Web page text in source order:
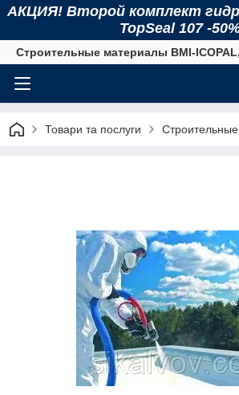
АКЦИЯ! Второй комплект
TopSeal 107 -
Строительные материалы BMI-ICOPAL,
Товари та послуги